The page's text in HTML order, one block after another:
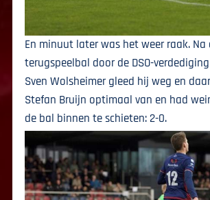
En minuut later was het weer raak. Na
terugspeelbal door de DSO-
Sven Wolsheimer gleed hij weg en
Stefan Bruijn optimaal van en had
de bal binnen te schieten: 2-0.